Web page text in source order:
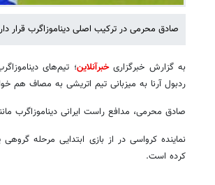
صادق محرمی در ترکیب اصلی دیناموزاگرب قرار
به گزارش خبرگزاریخبرآنلاین
ردبول آرنا به میزبانی تیم اتریشی به مصاف هم
صادق محرمی، مدافع راست ایرانی دیناموزاگرب
نماینده کرواسی در از بازی ابتدایی مرحله
کرده است.